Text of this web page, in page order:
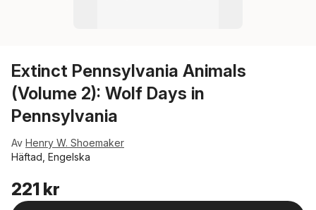
Extinct Pennsylvania Animals
(Volume 2): Wolf Days in
Pennsylvania
Av Henry W. Shoemaker
Häftad, Engelska
221 kr